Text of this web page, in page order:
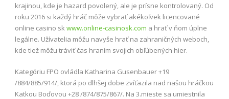
krajinou, kde je hazard povolený, ale je prísne kontrolovaný. Od
roku 2016 si každý hráč môže vybrať akékoľvek licencované
online casino skwww.online-casinosk.com a hrať v ňom úplne
legálne. Užívatelia môžu navyše hrať na zahraničných weboch,
kde tiež môžu tráviť čas hraním svojich obľúbených hier.
Kategóriu FPO ovládla Katharina Gusenbauer +19
/884/885/914/, ktorá po dlhšej dobe zvíťazila nad našou hráčkou
Katkou Boďovou +28 /874/875/867/. Na 3.mieste sa umiestnila